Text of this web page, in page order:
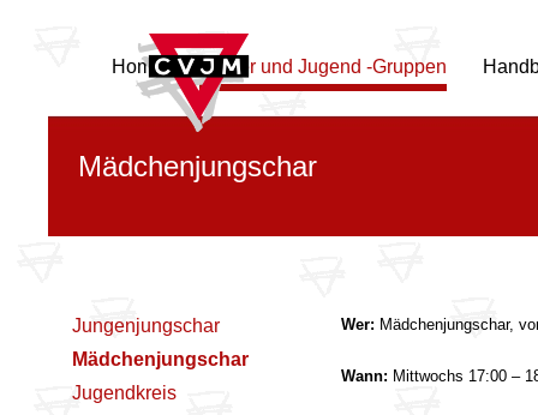
Home Kinder und Jugend -Gruppen
Mädchenjungschar
Jungenjungschar
Mädchenjungschar
Jugendkreis
Wer: Mädchenjungschar,
Wann: Mittwochs 17:00 –